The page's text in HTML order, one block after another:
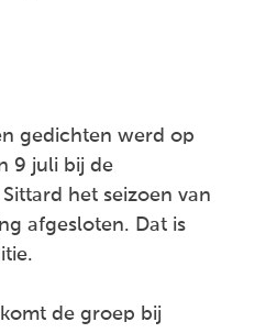
gedichten werd op
9 juli bij de
het seizoen van
afgesloten. Dat is
de groep bij